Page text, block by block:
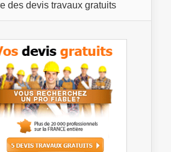
des devis travaux gratuits